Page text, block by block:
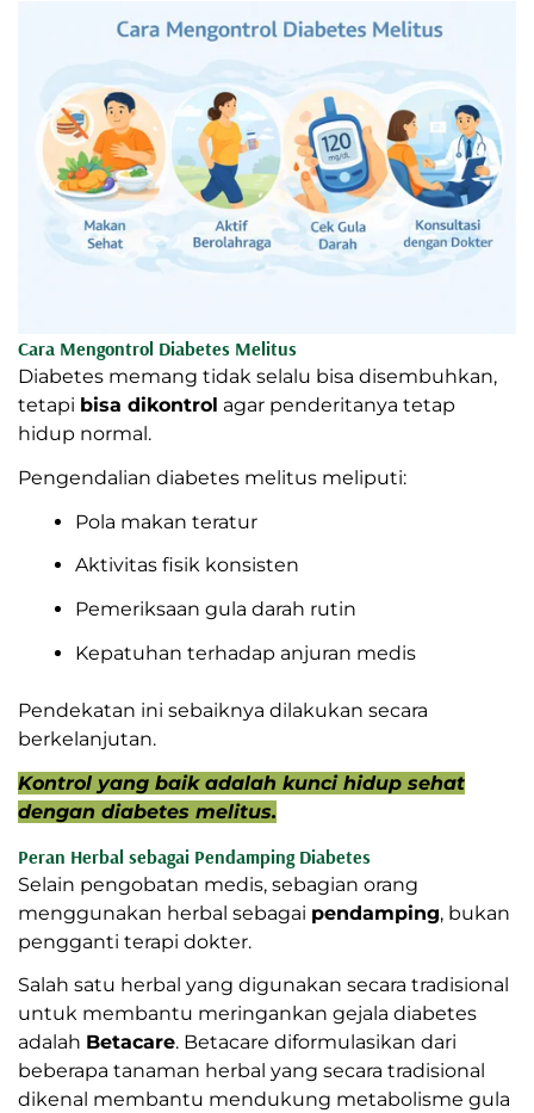
Cara Mengontrol Diabetes Melitus
Diabetes memang tidak selalu bisa disembuhkan,
tetapi bisa dikontrol agar penderitanya tetap
hidup normal.
Pengendalian diabetes melitus meliputi:
Pola makan teratur
Aktivitas fisik konsisten
Pemeriksaan gula darah rutin
Kepatuhan terhadap anjuran medis
Pendekatan ini sebaiknya dilakukan secara
berkelanjutan.
Kontrol yang baik adalah kunci hidup sehat
dengan diabetes melitus.
Peran Herbal sebagai Pendamping Diabetes
Selain pengobatan medis, sebagian orang
menggunakan herbal sebagai pendamping, bukan
pengganti terapi dokter.
Salah satu herbal yang digunakan secara tradisional
untuk membantu meringankan gejala diabetes
adalah Betacare. Betacare diformulasikan dari
beberapa tanaman herbal yang secara tradisional
dikenal membantu mendukung metabolisme gula